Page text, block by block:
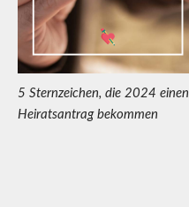
5 Sternzeichen, die 2024 einen
Heiratsantrag bekommen